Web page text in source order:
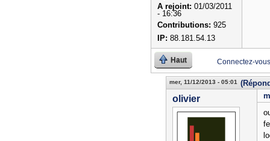
A rejoint: 01/03/2011
- 16:36
Contributions: 925
IP: 88.181.54.13
Haut Connectez-vous
mer, 11/12/2013 - 05:01
olivier